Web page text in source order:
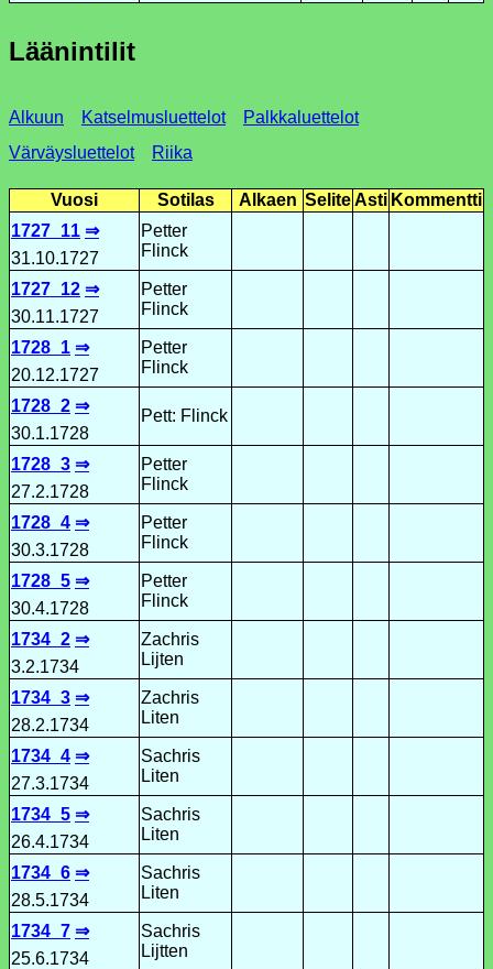
Läänintilit
Alkuun Katselmusluettelot
Palkkaluettelot
Värväysluettelot
Riika
Vuosi Sotilas Alkaen SeliteAsti Kommentti
1727_11 ⇒
31.10.1727
Petter
Flinck
1727_12 ⇒
30.11.1727
Petter
Flinck
1728_1 ⇒
20.12.1727
Petter
Flinck
1728_2 ⇒
30.1.1728
Pett: Flinck
1728_3 ⇒
27.2.1728
Petter
Flinck
1728_4 ⇒
30.3.1728
Petter
Flinck
1728_5 ⇒
30.4.1728
Petter
Flinck
1734_2 ⇒
3.2.1734
Zachris
Lijten
1734_3 ⇒
28.2.1734
Zachris
Liten
1734_4 ⇒
27.3.1734
Sachris
Liten
1734_5 ⇒
26.4.1734
Sachris
Liten
1734_6 ⇒
28.5.1734
Sachris
Liten
1734_7 ⇒
25.6.1734
Sachris
Lijtten